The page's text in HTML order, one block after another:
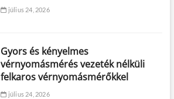
július 24, 2026
Gyors és kényelmes
vérnyomásmérés vezeték nélküli
felkaros vérnyomásmérőkkel
július 24, 2026